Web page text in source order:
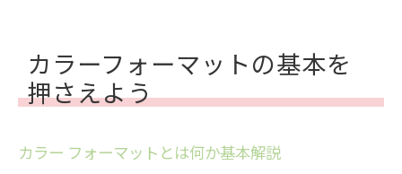
印刷やWeb制作で差が出るカラー選び方
印刷とWeb制作で求められるカラーの違い
カラー フォーマット選びが仕上がりに及ぼ
カラーフォーマットの基本を
押さえよう
カラー フォーマットとは何か基本解説